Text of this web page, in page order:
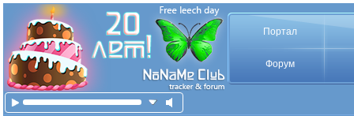
Портал
Форум